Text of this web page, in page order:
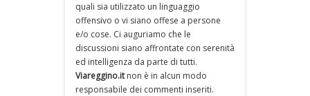
quali sia utilizzato un linguaggio
offensivo o vi siano offese a persone
e/o cose. Ci auguriamo che le
discussioni siano affrontate con serenità
ed intelligenza da parte di tutti.
Viareggino.itnon è in alcun modo
responsabile dei commenti inseriti.